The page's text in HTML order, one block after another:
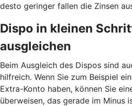
desto geringer fallen die Zinsen
Dispo in kleinen
ausgleichen
Beim Ausgleich des Dispos sind
hilfreich. Wenn Sie zum Beispiel
Extra-Konto haben, können Sie
überweisen, das gerade im Minus